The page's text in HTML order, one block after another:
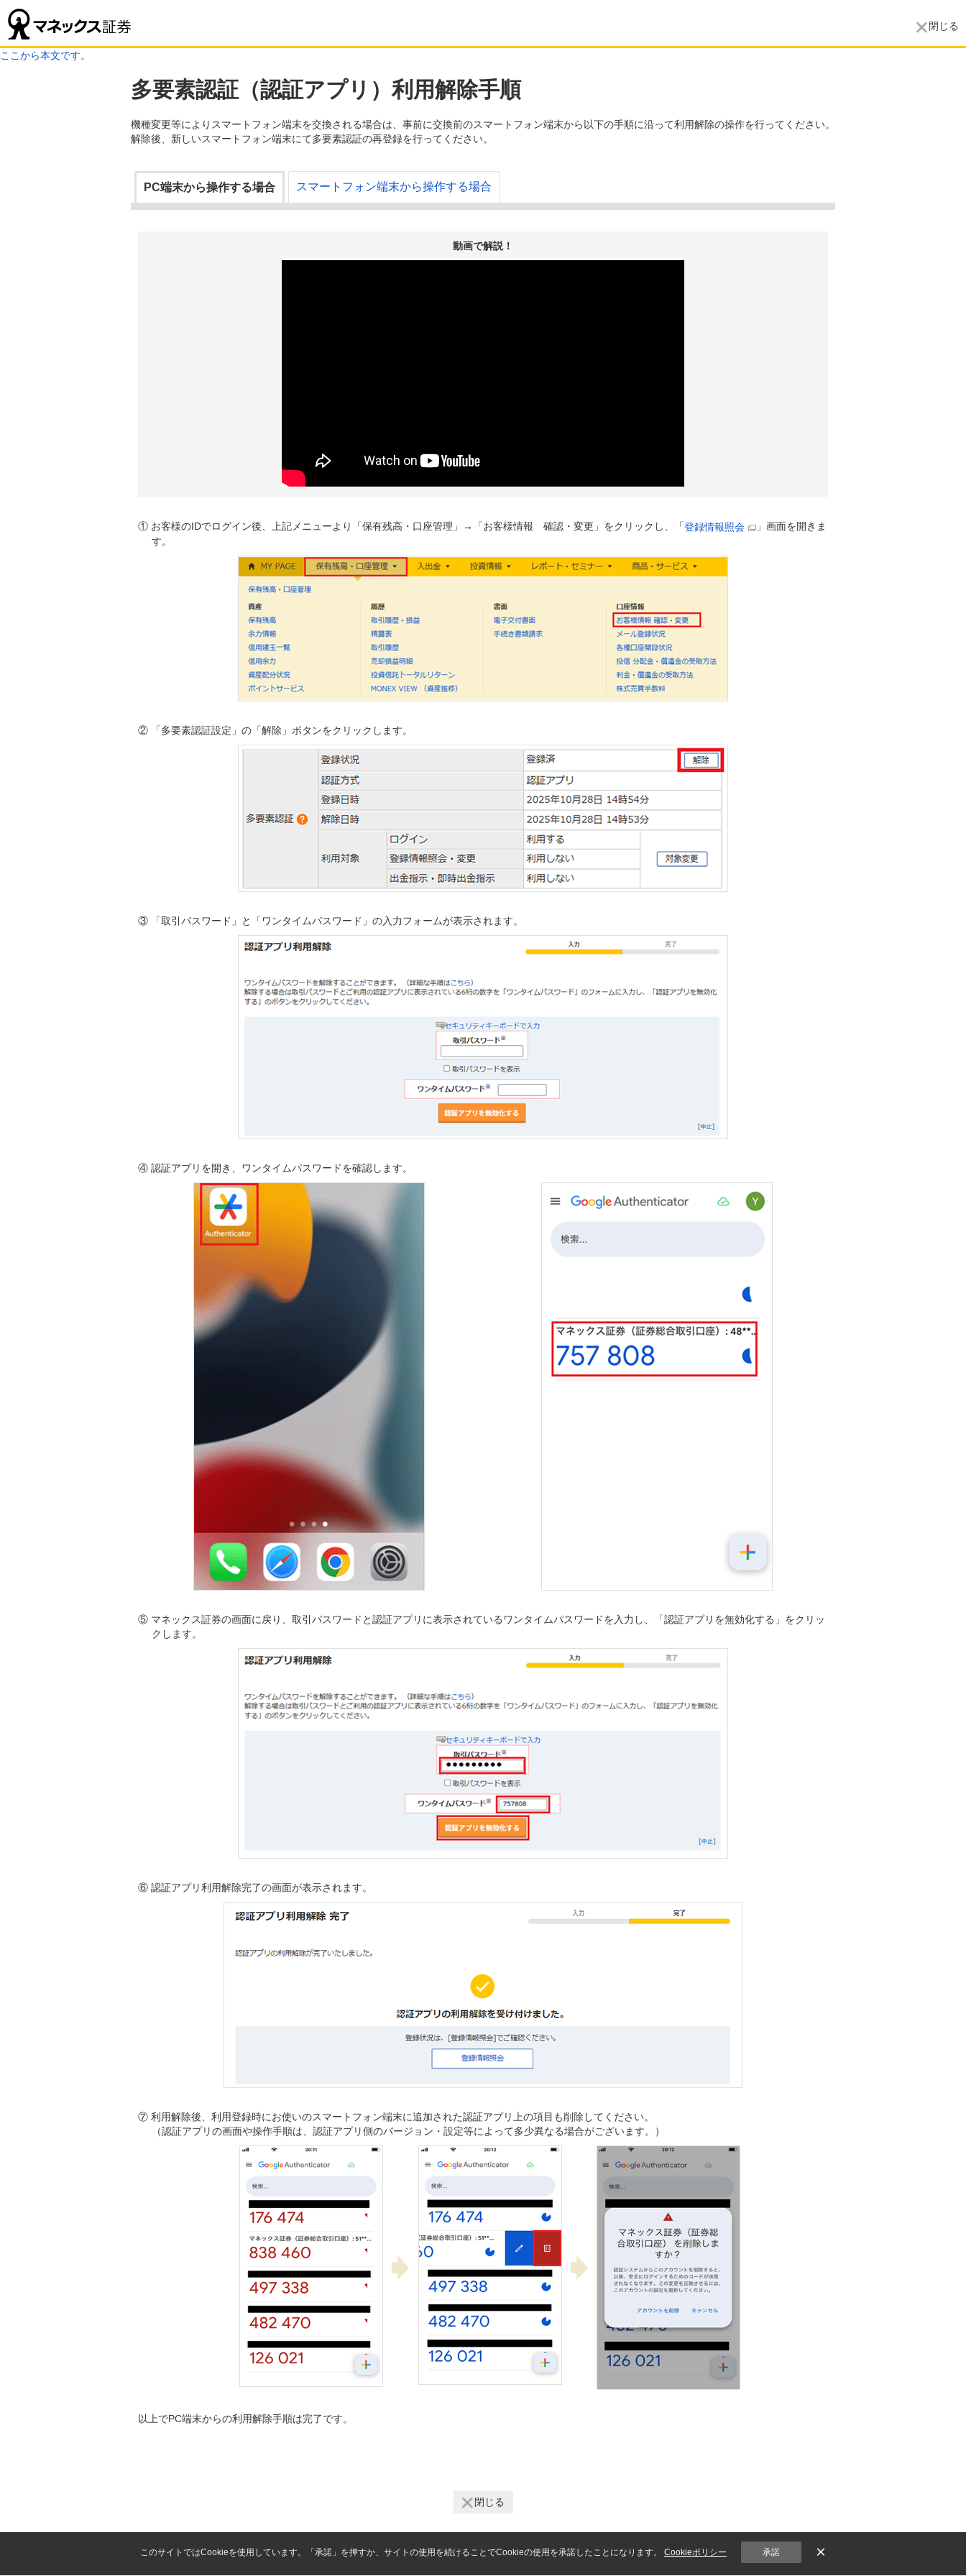
閉じる
ここから本文です。
多要素認証（認証アプリ）利用解除手順
機種変更等によりスマートフォン端末を交換される場合は、事前に交換前のスマートフォン端末から以下の手順に沿って利用解除の操作を行ってください。
解除後、新しいスマートフォン端末にて多要素認証の再登録を行ってください。
PC端末から操作する場合 スマートフォン端末から操作する場合
動画で解説！
① お客様のIDでログイン後、上記メニューより「保有残高・口座管理」→「お客様情報 確認・変更」をクリックし、「登録情報照会
」画面を開きま
す。
② 「多要素認証設定」の「解除」ボタンをクリックします。
③ 「取引パスワード」と「ワンタイムパスワード」の入力フォームが表示されます。
④ 認証アプリを開き、ワンタイムパスワードを確認します。
⑤ マネックス証券の画面に戻り、取引パスワードと認証アプリに表示されているワンタイムパスワードを入力し、「認証アプリを無効化する」をクリッ
クします。
⑥ 認証アプリ利用解除完了の画面が表示されます。
⑦ 利用解除後、利用登録時にお使いのスマートフォン端末に追加された認証アプリ上の項目も削除してください。
（認証アプリの画面や操作手順は、認証アプリ側のバージョン・設定等によって多少異なる場合がございます。）
以上でPC端末からの利用解除手順は完了です。
閉じる
このサイトではCookieを使用しています。「承諾」を押すか、サイトの使用を続けることでCookieの使用を承諾したことになります。 Cookieポリシー 承諾 ×